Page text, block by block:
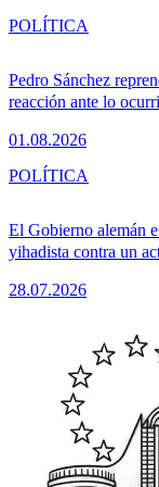
Pedro Sánchez
reacción ante lo
01.08.2026
POLÍTICA
El Gobierno alemán
yihadista contra un
28.07.2026
POLÍTICA